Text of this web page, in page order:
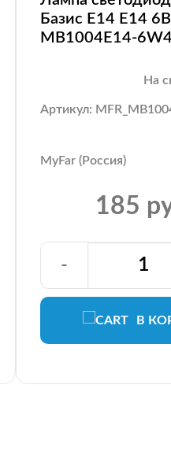
Базис E14 E14
MB1004E14-
На
Артикул:
MyFar (Россия)
185
В
-